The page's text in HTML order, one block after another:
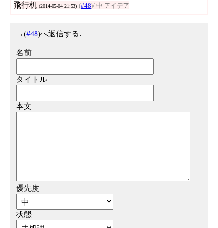
飛行机 (2014-05-04 21:53) (#48)/ 中 アイデア
→(#48)へ返信する:
名前
タイトル
本文
優先度
状態